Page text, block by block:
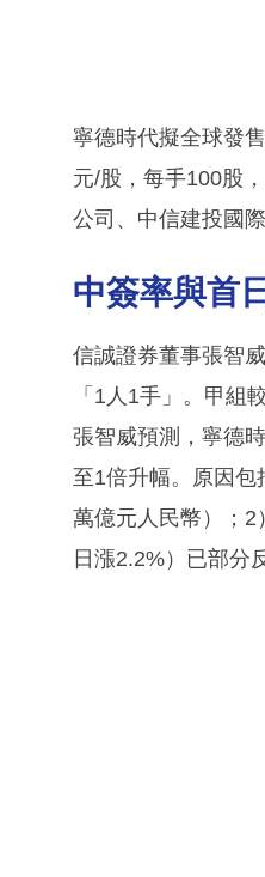
寧德時代擬全球發
元/股，每手100股
公司、中信建投國
中簽率與首
信誠證券董事張智
「1人1手」。甲組
張智威預測，寧德
至1倍升幅。原因包
萬億元人民幣）；2
日漲2.2%）已部分